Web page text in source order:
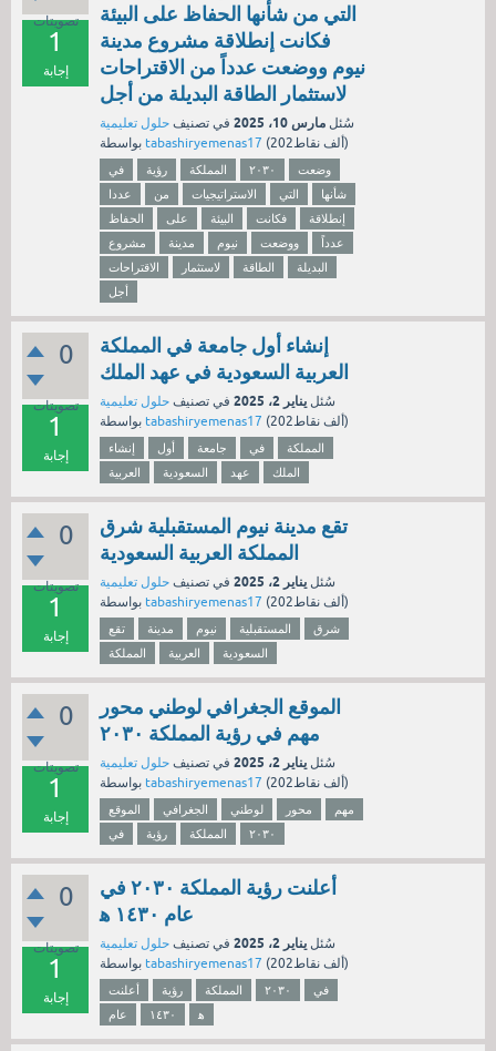
تصويتات
1
إجابة
التي من شأنها الحفاظ على البيئة
فكانت إنطلاقة مشروع مدينة
نيوم ووضعت عدداً من الاقتراحات
لاستثمار الطاقة البديلة من أجل
سُئل مارس 10، 2025 في تصنيف حلول تعليمية
tabashiryemenas17 ( 202ألف نقاط)
في رؤية المملكة ٢٠٣٠
وضعت
عددا
من الاستراتيجيات التي
شأنها
الحفاظ
على البيئة فكانت
إنطلاقة
مشروع
مدينة نيوم ووضعت
عدداً
الاقتراحات
لاستثمار الطاقة
البديلة
أجل
0
تصويتات
1
إجابة
إنشاء أول جامعة في المملكة
العربية السعودية في عهد الملك
سُئل يناير 2، 2025 في تصنيف حلول تعليمية
tabashiryemenas17 ( 202ألف نقاط)
إنشاء أول جامعة في
المملكة
العربية
السعودية عهد الملك
0
تصويتات
1
إجابة
تقع مدينة نيوم المستقبلية شرق
المملكة العربية السعودية
سُئل يناير 2، 2025 في تصنيف حلول تعليمية
tabashiryemenas17 ( 202ألف نقاط)
تقع مدينة نيوم المستقبلية
شرق
المملكة
العربية السعودية
0
تصويتات
1
إجابة
الموقع الجغرافي لوطني محور
مهم في رؤية المملكة ٢٠٣٠
سُئل يناير 2، 2025 في تصنيف حلول تعليمية
tabashiryemenas17 ( 202ألف نقاط)
الموقع الجغرافي لوطني محور
مهم
في
رؤية المملكة ٢٠٣٠
0
تصويتات
1
إجابة
أعلنت رؤية المملكة ٢٠٣٠ في
سُئل يناير 2، 2025 في تصنيف حلول تعليمية
tabashiryemenas17 ( 202ألف نقاط)
أعلنت رؤية المملكة ٢٠٣٠
في
عام
١٤٣٠